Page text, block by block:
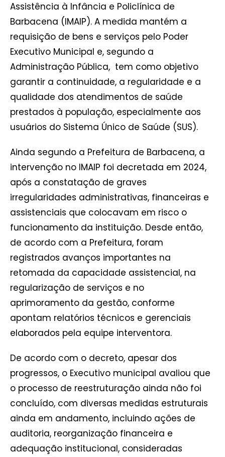
Assistência à Infância e Policlínica de
Barbacena (IMAIP). A medida mantém a
requisição de bens e serviços pelo Poder
Executivo Municipal e, segundo a
Administração Pública, tem como objetivo
garantir a continuidade, a regularidade e a
qualidade dos atendimentos de saúde
prestados à população, especialmente aos
usuários do Sistema Único de Saúde (SUS).
Ainda segundo a Prefeitura de Barbacena, a
intervenção no IMAIP foi decretada em 2024,
após a constatação de graves
irregularidades administrativas, financeiras e
assistenciais que colocavam em risco o
funcionamento da instituição. Desde então,
de acordo com a Prefeitura, foram
registrados avanços importantes na
retomada da capacidade assistencial, na
regularização de serviços e no
aprimoramento da gestão, conforme
apontam relatórios técnicos e gerenciais
elaborados pela equipe interventora.
De acordo com o decreto, apesar dos
progressos, o Executivo municipal avaliou que
o processo de reestruturação ainda não foi
concluído, com diversas medidas estruturais
ainda em andamento, incluindo ações de
auditoria, reorganização financeira e
adequação institucional, consideradas